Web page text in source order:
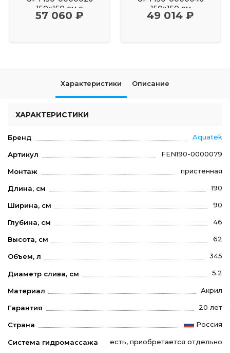
150х150 см с
фронтальным
57 060 ₽
150х150 см
49 014 ₽
Характеристики Описание
ХАРАКТЕРИСТИКИ
Бренд Aquatek
Артикул FEN190-0000079
Монтаж пристенная
Длина, см 190
Ширина, см 90
Глубина, см 46
Высота, см 62
Объем, л 345
Диаметр слива, см 5.2
Материал Акрил
Гарантия 20 лет
Страна Россия
Система гидромассажа есть, приобретается отдельно